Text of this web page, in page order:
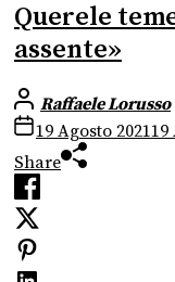
Querele
assente»
Raffaele Lorusso
19 Agosto 202119
Share